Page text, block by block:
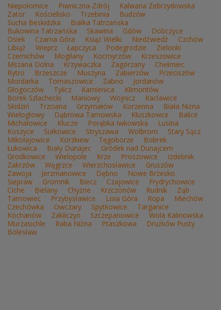
Niepołomice Piwniczna-Zdrój
Kalwaria Zebrzydowska
Zator
Kościelisko Trzebinia
Budzów
Sucha Beskidzka
Białka Tatrzańska
Bukowina Tatrzańska
Skawina Gdów
Dobczyce
Osiek
Czarna Góra Książ Wielki Niedźwiedź
Czchów
Libiąż
Wieprz Łapczyca Podegrodzie
Zielonki
Czernichów
Mogilany Kocmyrzów
Krzeszowice
Mszana Dolna
Krzywaczka Zagórzany
Chełmiec
Rytro
Brzeszcze Muszyna Zabierzów
Przeciszów
Mordarka
Tomaszowice Żabno
Jordanów
Głogoczów
Tylicz Kamienica
Klimontów
Borek Szlachecki
Maniowy Wojnicz
Racławice
Skidziń
Trzciana Grzymałów Korzenna
Biała Niżna
Wielogłowy
Dąbrowa Tarnowska Kluszkowce
Balice
Michałowice
Klucze Porąbka Iwkowska
Lusina
Koszyce
Sułkowice Stryszawa Wolbrom
Stary Sącz
Mikołajowice
Korzkiew Tęgoborze
Bobrek
Łukowica
Biały Dunajec
Gródek nad Dunajcem
Grodkowice
Wielopole Krze Proszowice
Izdebnik
Zakrzów
Węgrzce Wierzchosławice
Gruszów
Zawoja
Jerzmanowice Dębno
Nowe Brzesko
Siepraw
Gromnik Biecz Czajowice
Frydrychowice
Ciche
Bielany Chyżne Krzczonów Rudnik
Ząb
Tarnowiec
Przybysławice Lisia Góra Ropa
Miechów
Czechówka
Owczary Spytkowice
Targanice
Kochanów
Zakliczyn Szczepanowice
Wola Kalinowska
Murzasichle
Raba Niżna Ptaszkowa
Drużków Pusty
Bolesław